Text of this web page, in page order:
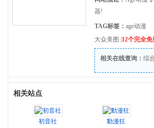
器!
TAG标签： age动漫
大众美图 12个完全
相关在线查询： 综
相关站点
初音社 動漫狂